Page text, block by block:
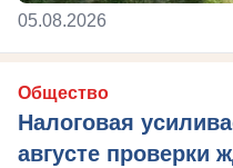
05.08.2026
Общество
Налоговая
августе проверки